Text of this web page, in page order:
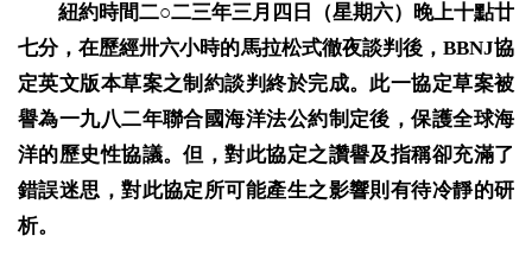
紐約時間二○二三年三月四日（星期六）晚上十點廿
七分，在歷經卅六小時的馬拉松式徹夜談判後， BBNJ協
定英文版本草案之制約談判終於完成。此一協定草案被
譽為一九八二年聯合國海洋法公約制定後，保護全球海
洋的歷史性協議。但，對此協定之讚譽及指稱卻充滿了
錯誤迷思，對此協定所可能產生之影響則有待冷靜的研
析。